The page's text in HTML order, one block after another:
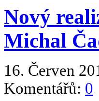
Nový
Michal
16. Červen
Komentářů: 0